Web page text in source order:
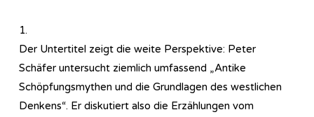
1.
Der Untertitel zeigt die weite Perspektive: Peter
Schäfer untersucht ziemlich umfassend „Antike
Schöpfungsmythen und die Grundlagen des westlichen
Denkens“. Er diskutiert also die Erzählungen vom